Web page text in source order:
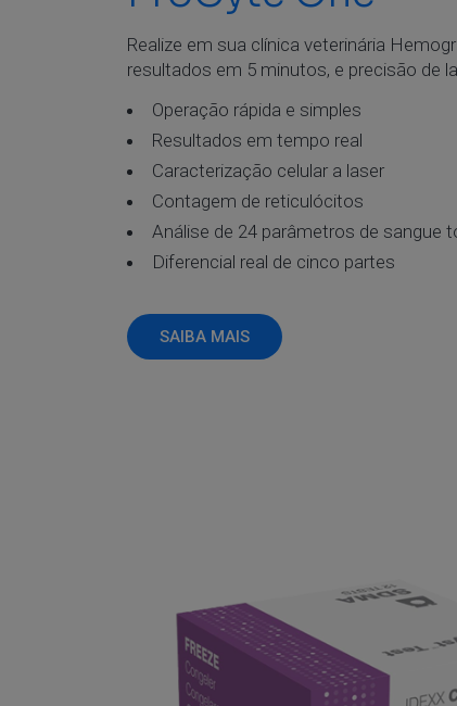
Realize em sua clínica veterinária
resultados em 5 minutos, e precisão de
Operação rápida e simples
Resultados em tempo real
Caracterização celular a laser
Contagem de reticulócitos
Análise de 24 parâmetros de sangue
Diferencial real de cinco partes
SAIBA MAIS